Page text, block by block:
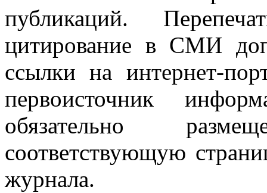
публикаций.
цитирование в СМИ
ссылки на интернет-
первоисточник
обязательно
соответствующую
журнала.